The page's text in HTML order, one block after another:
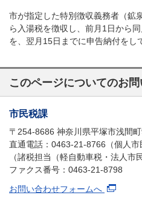
市が指定した特別徴収義務者（鉱
ら入湯税を徴収し、前月1日から
を、翌月15日までに申告納付をし
このページについてのお
市民税課
〒254-8686 神奈川県平塚市浅間
直通電話：0463-21-8766（個人
（諸税担当（軽自動車税・法人市
ファクス番号：0463-21-8798
お問い合わせフォームへ